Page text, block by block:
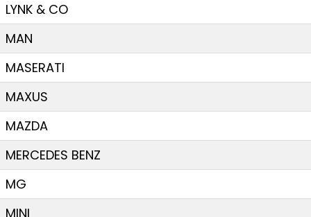
LYNK & CO
MAN
MASERATI
MAXUS
MAZDA
MERCEDES BENZ
MG
MINI